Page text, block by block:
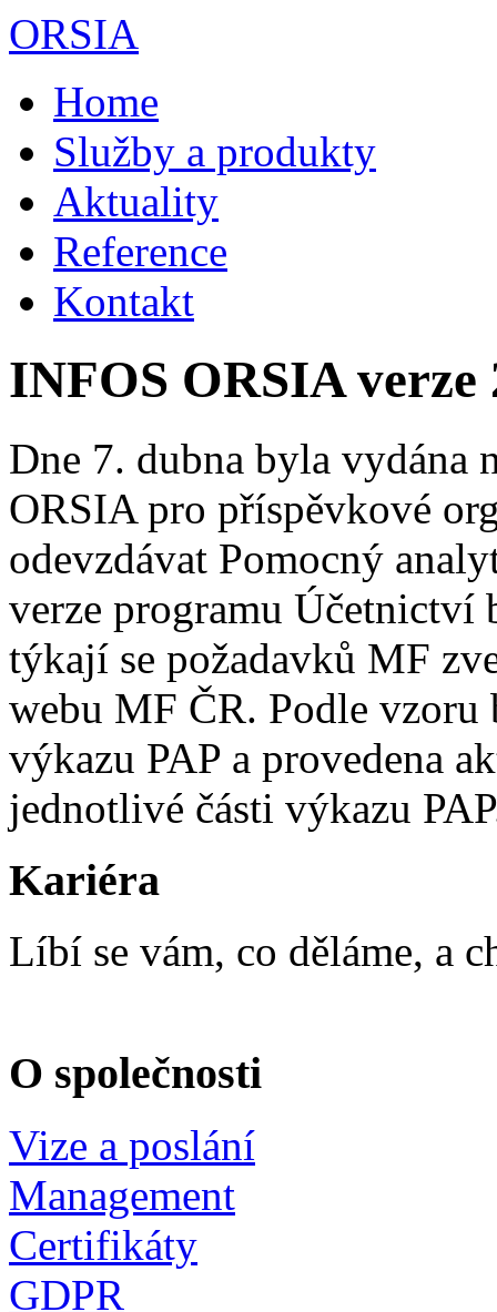
Přejít k hlavnímu obsahu
ORSIA
Home
Služby a produkty
Aktuality
Reference
Kontakt
INFOS ORSIA verze
Dne 7. dubna byla vydána
ORSIA pro příspěvkové
odevzdávat Pomocný
verze programu Účetnictví
týkají se požadavků MF
webu MF ČR. Podle
výkazu PAP a provedena
jednotlivé části výkazu
Kariéra
Líbí se vám, co děláme, a
O společnosti
Vize a poslání
Management
Certifikáty
GDPR